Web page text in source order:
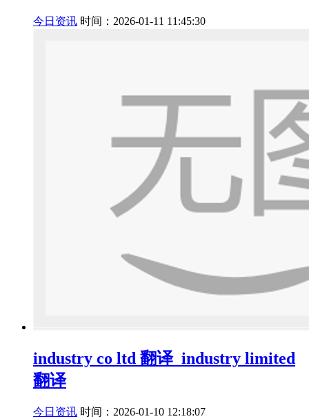
今日资讯 时间：2026-01-11 11:45:30
industry co ltd 翻译_industry limited
翻译
今日资讯 时间：2026-01-10 12:18:07